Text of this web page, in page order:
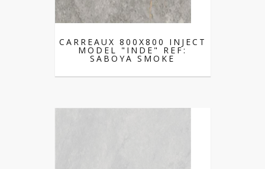
CARREAUX 800X800 INJECT
MODEL "INDE" REF:
SABOYA SMOKE